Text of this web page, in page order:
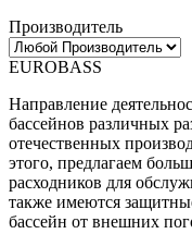
Производитель
EUROBASS
Направление
бассейнов различных
отечественных
этого, предлагаем
расходников для
также имеются
бассейн от внешних